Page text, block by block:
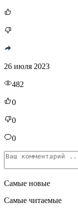
26 июля 2023
482
0
0
0
Самые новые
Самые читаемые